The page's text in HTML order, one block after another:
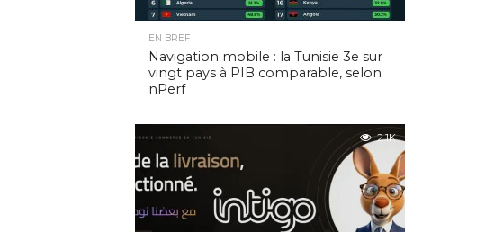
EN BREF
Navigation mobile : la Tunisie 3e sur
vingt pays à PIB comparable, selon
nPerf
2.1K